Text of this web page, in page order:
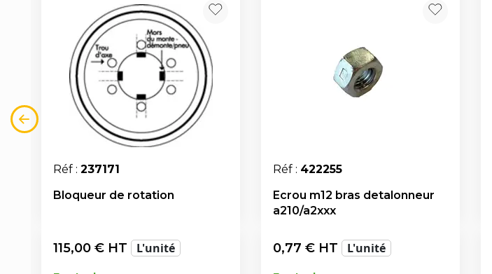
Réf : 237171
Bloqueur de rotation
115,00 € HT L'unité
Réf : 422255
Ecrou m12 bras detalonneur
a210/a2xxx
0,77 € HT L'unité